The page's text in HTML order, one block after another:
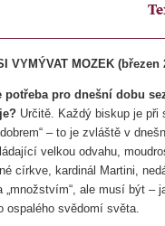
VYMÝVAT MOZEK (březen
potřeba pro dnešní dobu
Určitě. Každý biskup je při
– to je zvláště v
velkou odvahu,
církve, kardinál Martini,
„množstvím“, ale musí být –
ospalého svědomí světa.